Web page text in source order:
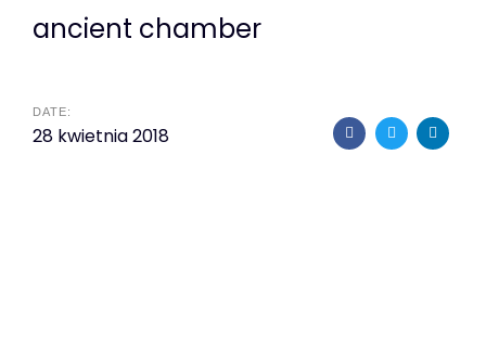
ancient chamber
DATE:
28 kwietnia 2018